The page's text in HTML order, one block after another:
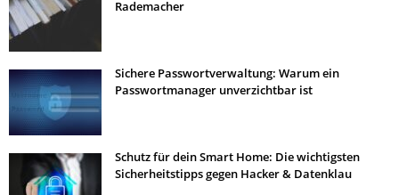
Rademacher
Sichere Passwortverwaltung: Warum ein
Passwortmanager unverzichtbar ist
Schutz für dein Smart Home: Die wichtigsten
Sicherheitstipps gegen Hacker & Datenklau